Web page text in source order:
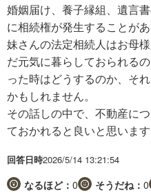
婚姻届け、養子縁組、遺言
に相続権が発生することが
妹さんの法定相続人はお母
だ元気に暮らしておられる
った時はどうするのか、そ
かもしれません。
その話しの中で、不動産に
ておかれると良いと思います
回答日時2026/5/14 13:21:54
なるほど： 0 そうだね： 0